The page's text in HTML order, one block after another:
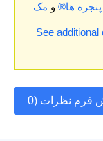
پنجره ها® و
See additional